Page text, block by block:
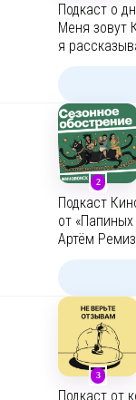
Подкаст о
Меня зовут
я
находить
новая
Telegram:
YouTube:
2
Подкаст
от
Артём
старые
Пшеничный,
Исакова.
телеграм-
3
Подкаст от